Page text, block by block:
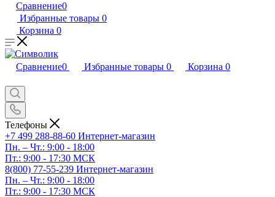
Сравнение0
Избранные товары 0
Корзина 0
Сравнение0 Избранные товары 0 Корзина 0
Телефоны
+7 499 288-88-60 Интернет-магазин
Пн. – Чт.: 9:00 - 18:00
Пт.: 9:00 - 17:30 МСК
8(800) 77-55-239 Интернет-магазин
Пн. – Чт.: 9:00 - 18:00
Пт.: 9:00 - 17:30 МСК